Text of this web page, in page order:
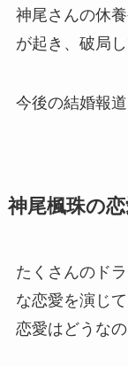
神尾さんの休
が起き、破局
今後の結婚報
神尾楓珠の
たくさんのド
な恋愛を演じ
恋愛はどうな